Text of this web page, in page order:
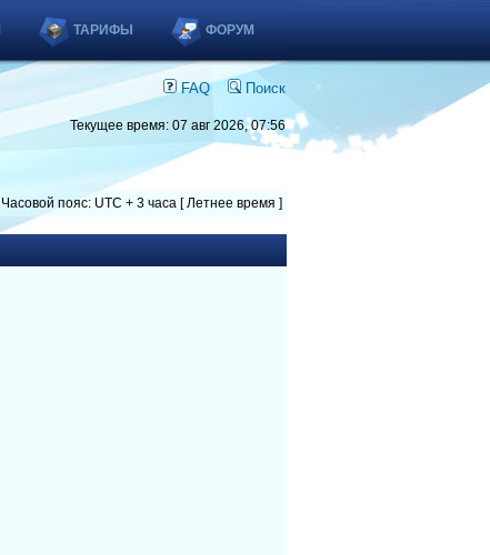
ТАРИФЫ ФОРУМ
FAQ Поиск
Текущее время: 07 авг 2026, 07:56
Часовой пояс: UTC + 3 часа [ Летнее время ]